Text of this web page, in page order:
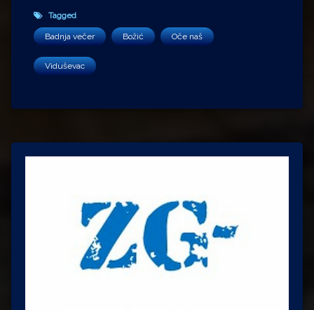
Tagged
Badnja večer Božić Oče naš
Viduševac